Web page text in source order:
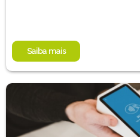
Saiba mais